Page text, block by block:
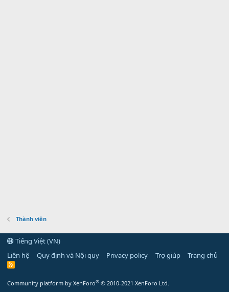
Thành viên
Tiếng Việt (VN)
Liên hệ
Quy định và Nội quy Privacy policy Trợ giúp Trang chủ
R
Community platform by XenForo® © 2010-2021 XenForo Ltd.